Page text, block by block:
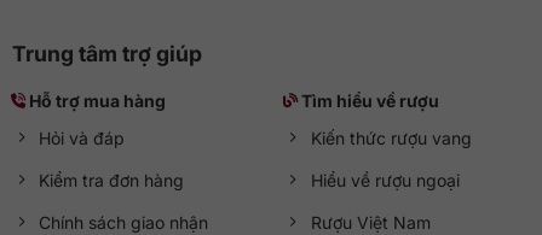
Trung tâm trợ giúp
Hỗ trợ mua hàng
Hỏi và đáp
Kiểm tra đơn hàng
Chính sách giao nhận
Tìm hiểu về rượu
Kiến thức rượu vang
Hiểu về rượu ngoại
Rượu Việt Nam